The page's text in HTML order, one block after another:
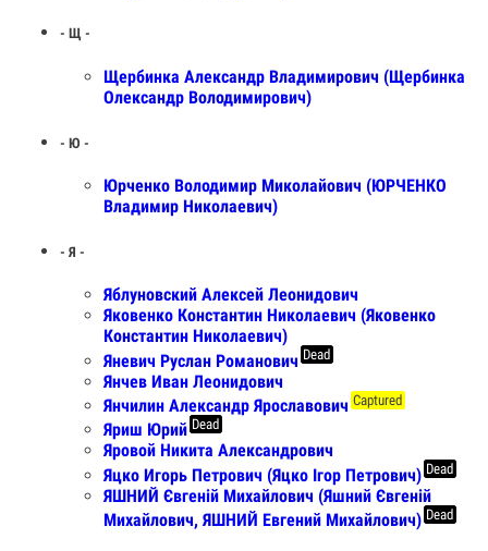
- Щ -
Щербинка Александр Владимирович (Щербинка
Олександр Володимирович)
- Ю -
Юрченко Володимир Миколайович (ЮРЧЕНКО
Владимир Николаевич)
- Я -
Яблуновский Алексей Леонидович
Яковенко Константин Николаевич (Яковенко
Константин Николаевич)
Яневич Руслан Романович Dead
Янчев Иван Леонидович
Янчилин Александр Ярославович Captured
Яриш Юрий Dead
Яровой Никита Александрович
Яцко Игорь Петрович (Яцко Ігор Петрович) Dead
ЯШНИЙ Євгеній Михайлович (Яшний Євгеній
Михайлович, ЯШНИЙ Евгений Михайлович) Dead